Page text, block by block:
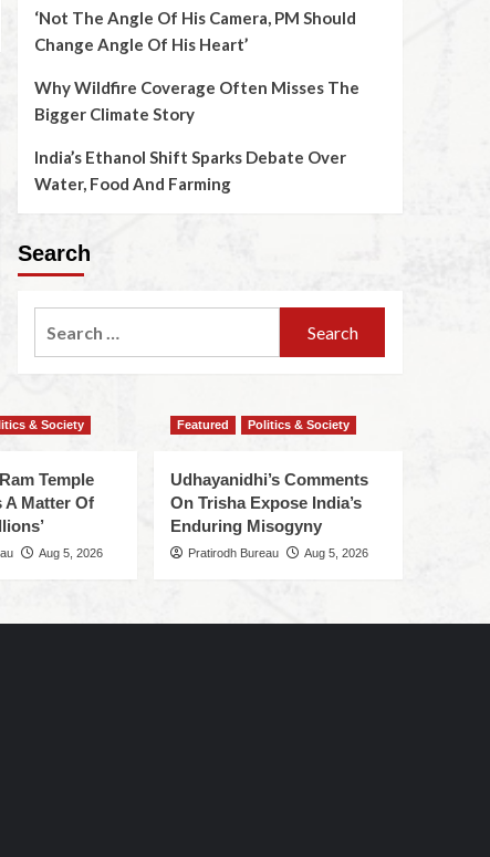
‘Not The Angle Of His Camera, PM Should
Change Angle Of His Heart’
Why Wildfire Coverage Often Misses The
Bigger Climate Story
India’s Ethanol Shift Sparks Debate Over
Water, Food And Farming
Search
& Society
Temple
A Matter Of
Aug 5, 2026
Featured Politics & Society
Udhayanidhi’s Comments
On Trisha Expose India’s
Enduring Misogyny
Pratirodh Bureau Aug 5, 2026